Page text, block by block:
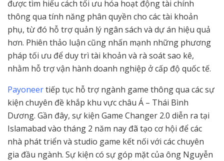
được tìm hiểu cách tối ưu hóa hoạt động tài chính
thông qua tính năng phân quyền cho các tài khoản
phụ, từ đó hỗ trợ quản lý ngân sách và dự án hiệu quả
hơn. Phiên thảo luận cũng nhấn mạnh những phương
pháp tối ưu để duy trì tài khoản và rà soát sao kê,
nhằm hỗ trợ vận hành doanh nghiệp ở cấp độ quốc tế.
Payoneertiếp tục hỗ trợ ngành game thông qua các sự
kiện chuyên đề khắp khu vực châu Á – Thái Bình
Dương. Gần đây, sự kiện Game Changer 2.0 diễn ra tại
Islamabad vào tháng 2 năm nay đã tạo cơ hội để các
nhà phát triển và studio game kết nối với các chuyên
gia đầu ngành. Sự kiện có sự góp mặt của ông Nguyễn